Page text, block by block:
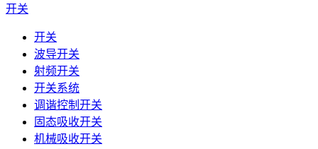
开关
开关
波导开关
射频开关
开关系统
调谐控制开关
固态吸收开关
机械吸收开关